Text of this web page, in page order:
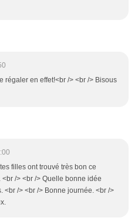
régaler en effet!<br /> <br /> Bisous
filles ont trouvé très bon ce
/> <br /> Quelle bonne idée
<br /> <br /> Bonne journée. <br />